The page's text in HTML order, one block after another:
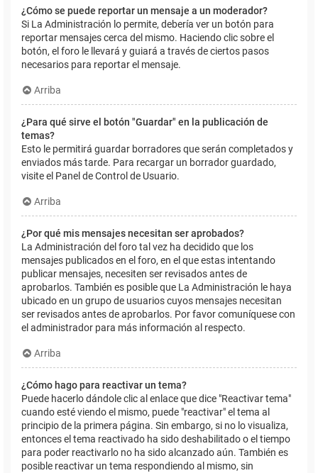
¿Cómo se puede reportar un mensaje a un moderador?
Si La Administración lo permite, debería ver un botón para
reportar mensajes cerca del mismo. Haciendo clic sobre el
botón, el foro le llevará y guiará a través de ciertos pasos
necesarios para reportar el mensaje.
Arriba
¿Para qué sirve el botón "Guardar" en la publicación de
temas?
Esto le permitirá guardar borradores que serán completados y
enviados más tarde. Para recargar un borrador guardado,
visite el Panel de Control de Usuario.
Arriba
¿Por qué mis mensajes necesitan ser aprobados?
La Administración del foro tal vez ha decidido que los
mensajes publicados en el foro, en el que estas intentando
publicar mensajes, necesiten ser revisados antes de
aprobarlos. También es posible que La Administración le haya
ubicado en un grupo de usuarios cuyos mensajes necesitan
ser revisados antes de aprobarlos. Por favor comuníquese con
el administrador para más información al respecto.
Arriba
¿Cómo hago para reactivar un tema?
Puede hacerlo dándole clic al enlace que dice "Reactivar tema"
cuando esté viendo el mismo, puede "reactivar" el tema al
principio de la primera página. Sin embargo, si no lo visualiza,
entonces el tema reactivado ha sido deshabilitado o el tiempo
para poder reactivarlo no ha sido alcanzado aún. También es
posible reactivar un tema respondiendo al mismo, sin